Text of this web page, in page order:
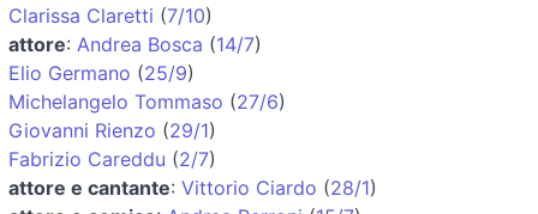
Clarissa Claretti (7/10)
attore: Andrea Bosca (14/7)
Elio Germano (25/9)
Michelangelo Tommaso (27/6)
Giovanni Rienzo (29/1)
Fabrizio Careddu (2/7)
attore e cantante: Vittorio Ciardo (28/1)